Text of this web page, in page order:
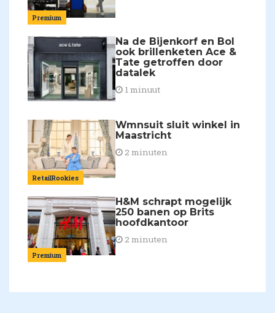
Premium
Na de Bijenkorf en Bol
ook brillenketen Ace &
Tate getroffen door
datalek
1 minuut
RetailRookies
Wmnsuit sluit winkel in
Maastricht
2 minuten
Premium
H&M schrapt mogelijk
250 banen op Brits
hoofdkantoor
2 minuten